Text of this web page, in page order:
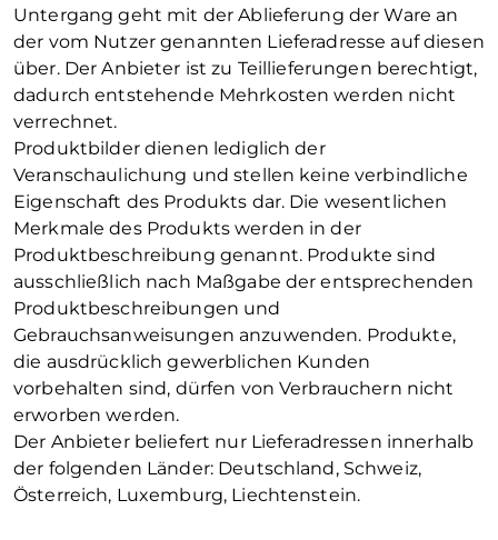
Untergang geht mit der Ablieferung der Ware an
der vom Nutzer genannten Lieferadresse auf diesen
über. Der Anbieter ist zu Teillieferungen berechtigt,
dadurch entstehende Mehrkosten werden nicht
verrechnet.
Produktbilder dienen lediglich der
Veranschaulichung und stellen keine verbindliche
Eigenschaft des Produkts dar. Die wesentlichen
Merkmale des Produkts werden in der
Produktbeschreibung genannt. Produkte sind
ausschließlich nach Maßgabe der entsprechenden
Produktbeschreibungen und
Gebrauchsanweisungen anzuwenden. Produkte,
die ausdrücklich gewerblichen Kunden
vorbehalten sind, dürfen von Verbrauchern nicht
erworben werden.
Der Anbieter beliefert nur Lieferadressen innerhalb
der folgenden Länder: Deutschland, Schweiz,
Österreich, Luxemburg, Liechtenstein.